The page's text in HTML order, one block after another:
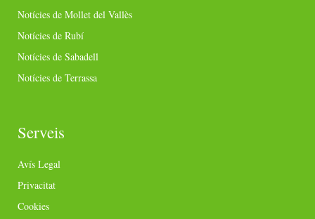
Notícies de Mollet del Vallès
Notícies de Rubí
Notícies de Sabadell
Notícies de Terrassa
Serveis
Avís Legal
Privacitat
Cookies